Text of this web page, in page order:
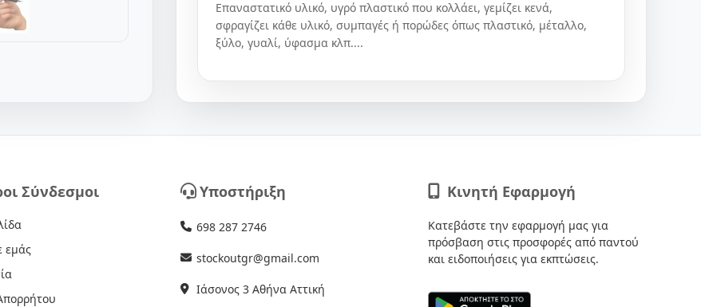
Επαναστατικό υλικό, υγρό πλαστικό που κολλάει, γεμίζει κενά,
σφραγίζει κάθε υλικό, συμπαγές ή πορώδες όπως πλαστικό, μέταλλο,
ξύλο, γυαλί, ύφασμα κλπ....
Σύνδεσμοι
εμάς
Υποστήριξη
698 287 2746
stockoutgr@gmail.com
Ιάσονος 3 Αθήνα Αττική
Κινητή Εφαρμογή
Κατεβάστε την εφαρμογή μας για
πρόσβαση στις προσφορές από παντού
και ειδοποιήσεις για εκπτώσεις.